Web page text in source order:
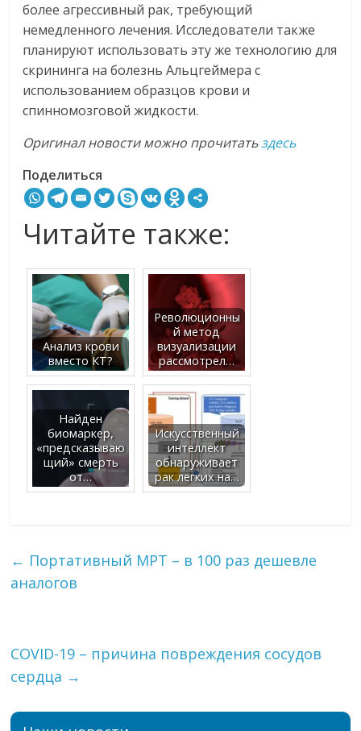
более агрессивный рак, требующий
немедленного лечения. Исследователи также
планируют использовать эту же технологию для
скрининга на болезнь Альцгеймера с
использованием образцов крови и
спинномозговой жидкости.
Оригинал новости можно прочитатьздесь
Поделиться
Читайте также:
Анализ крови
вместо КТ?
Революционны
й метод
визуализации
рассмотрел…
Найден
биомаркер,
«предсказываю
щий» смерть
от…
Искусственный
интеллект
обнаруживает
рак легких на…
← Портативный МРТ – в 100 раз дешевле
аналогов
COVID-19 – причина повреждения сосудов
сердца →